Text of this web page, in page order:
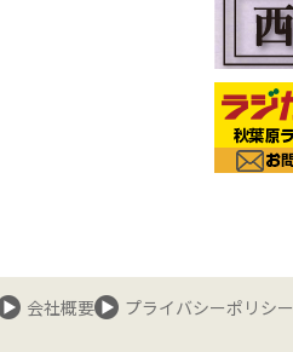
会社概要 プライバシーポリシー